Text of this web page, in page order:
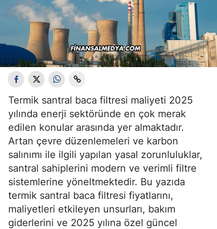
Termik santral baca filtresi maliyeti 2025
yılında enerji sektöründe en çok merak
edilen konular arasında yer almaktadır.
Artan çevre düzenlemeleri ve karbon
salınımı ile ilgili yapılan yasal zorunluluklar,
santral sahiplerini modern ve verimli filtre
sistemlerine yöneltmektedir. Bu yazıda
termik santral baca filtresi fiyatlarını,
maliyetleri etkileyen unsurları, bakım
giderlerini ve 2025 yılına özel güncel